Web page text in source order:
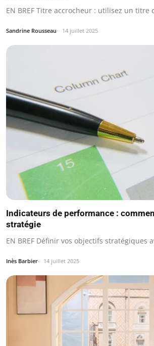
EN BREF Titre accrocheur : utilisez un
Sandrine Rousseau 14 juillet 2025
Indicateurs de performance :
stratégie
EN BREF Définir vos objectifs stratégiques
Inès Barbier 14 juillet 2025